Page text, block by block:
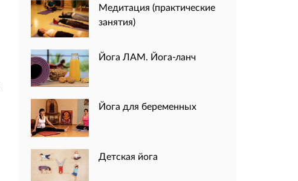
Медитация (практические
занятия)
Йога ЛАМ. Йога-ланч
Йога для беременных
Детская йога